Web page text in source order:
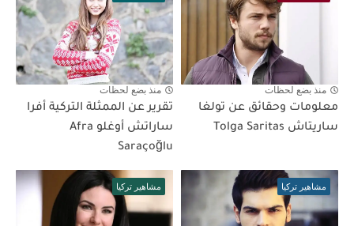
منذ بضع لحظات
معلومات وحقائق عن تولغا
ساريتاش Tolga Saritas
منذ بضع لحظات
تقرير عن الممثلة التركية أفرا
ساراتش أوغلو Afra
Saraçoğlu
مشاهير تركيا مشاهير تركيا